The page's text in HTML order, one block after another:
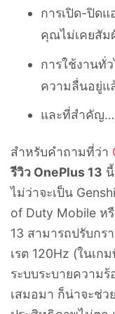
การเปิด-ปิด
คุณไม่เคยสัม
การใช้งานทั่
ความลื่นอยู่แ
และที่สำคัญ…
สำหรับคำถามที่ว่า
รีวิว OnePlus 13
ไม่ว่าจะเป็น
of Duty Mobile ห
13 สามารถปรับกร
เรต 120Hz (ในเก
ระบบระบายความ
เสมอมา ก็น่าจะช่